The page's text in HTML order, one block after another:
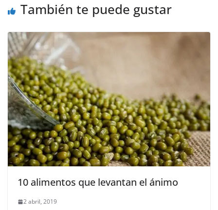
También te puede gustar
10 alimentos que levantan el ánimo
2 abril, 2019